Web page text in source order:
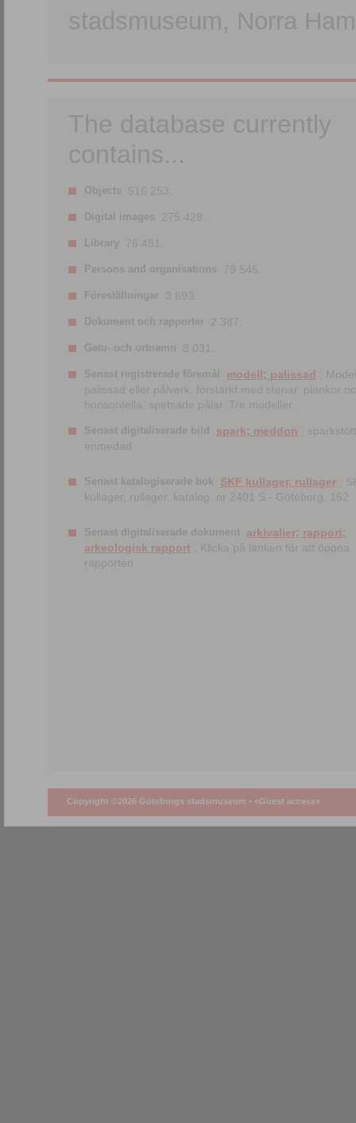
stadsmuseum, Norra
The database currently
contains...
Objects 516 253.
Digital images 275 428.
Library 76 491.
Persons and organisations 79 545.
Föreställningar 3 693.
Dokument och rapporter 2 387.
Gatu- och ortnamn 8 031.
Senast registrerade föremål modell; palissad
;
palissad eller pålverk, förstärkt med stenar, plankor
horisontella, spetsade pålar. Tre modeller.
Senast digitaliserade bild spark; meddon ;
enmedad
Senast katalogiserade bok SKF kullager, rullager ;
kullager, rullager, katalog. nr 2401 S.- Göteborg, 162
Senast digitaliserade dokument arkivalier; rapport;
arkeologisk rapport ; Klicka på länken för att öppna
rapporten
Copyright ©2026 Göteborgs stadsmuseum • <Guest access>